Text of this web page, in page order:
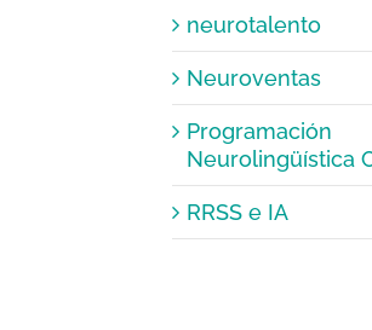
neurotalento
Neuroventas
Programación
Neurolingüística
RRSS e IA